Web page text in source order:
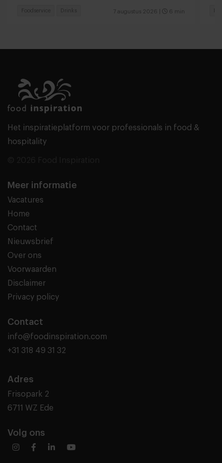
7 augustus 2026 6 min
Foodservice Drinks
Het inspiratieplatform voor professionals in food &
hospitality
Meer informatie
Vacatures
Home
Contact
Nieuwsbrief
Over ons
Voorwaarden
Disclaimer
Privacy policy
Contact
info@foodinspiration.com
+31 318 49 31 32
Adres
Frisopark 2
6711 WZ Ede
Volg ons